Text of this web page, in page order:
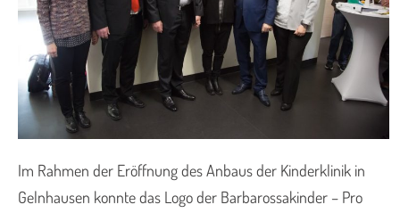
Im Rahmen der Eröffnung des Anbaus der Kinderklinik in
Gelnhausen konnte das Logo der Barbarossakinder – Pro